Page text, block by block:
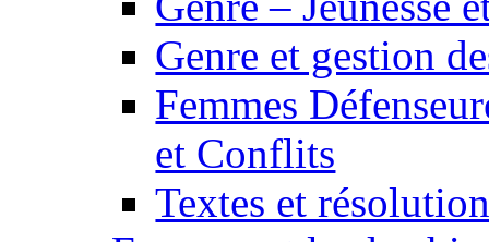
Genre et gestion
Femmes
et Conflits
Textes et